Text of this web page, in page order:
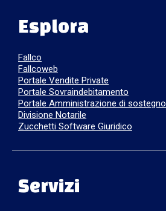
Esplora
Fallco
Fallcoweb
Portale Vendite Private
Portale Sovraindebitamento
Portale Amministrazione di sostegno
Divisione Notarile
Zucchetti Software Giuridico
Servizi